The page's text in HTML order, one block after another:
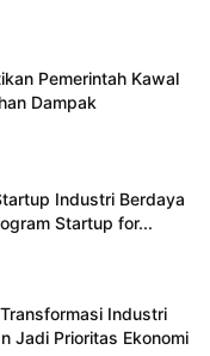
Pemerintah Kawal
Dampak
Industri Berdaya
Startup for...
Industri
Jadi Prioritas Ekonomi